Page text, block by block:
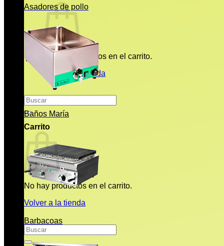
No hay productos en el carrito.
Volver a la tienda
Buscar
por:
Carrito
No hay productos en el carrito.
Volver a la tienda
Buscar
por:
Asadores de pollo
Baños María
Barbacoas